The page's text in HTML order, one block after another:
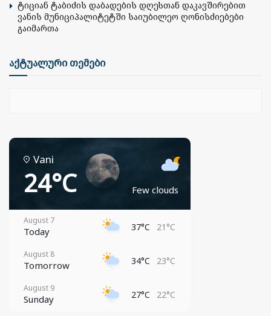
ტიციან ტაბიძის დაბადების დღესთან დაკავშირებით
ვანის მუნიციპალიტეტში საიუბილეო ღონისძიებები
გაიმართა
აქტუალური თემები
Vani
24°C Few clouds
August 7
Today 37°C 21°C
August 8
Tomorrow 34°C 23°C
August 9
Sunday 27°C 22°C